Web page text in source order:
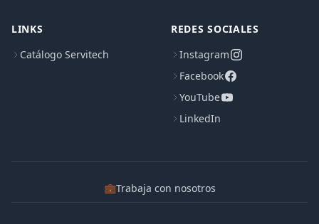
LINKS
Catálogo Servitech
REDES SOCIALES
Instagram
Facebook
YouTube
LinkedIn
💼Trabaja con nosotros